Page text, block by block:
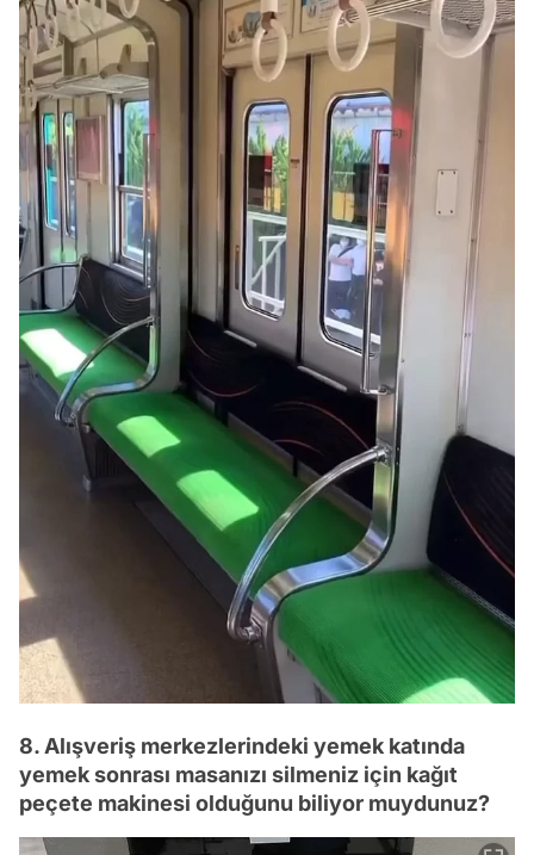
8. Alışveriş merkezlerindeki yemek katında
yemek sonrası masanızı silmeniz için kağıt
peçete makinesi olduğunu biliyor muydunuz?